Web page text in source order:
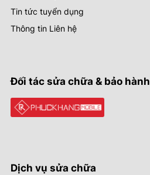
Tin tức tuyển dụng
Thông tin Liên hệ
Đối tác sửa chữa & bảo hành
Dịch vụ sửa chữa